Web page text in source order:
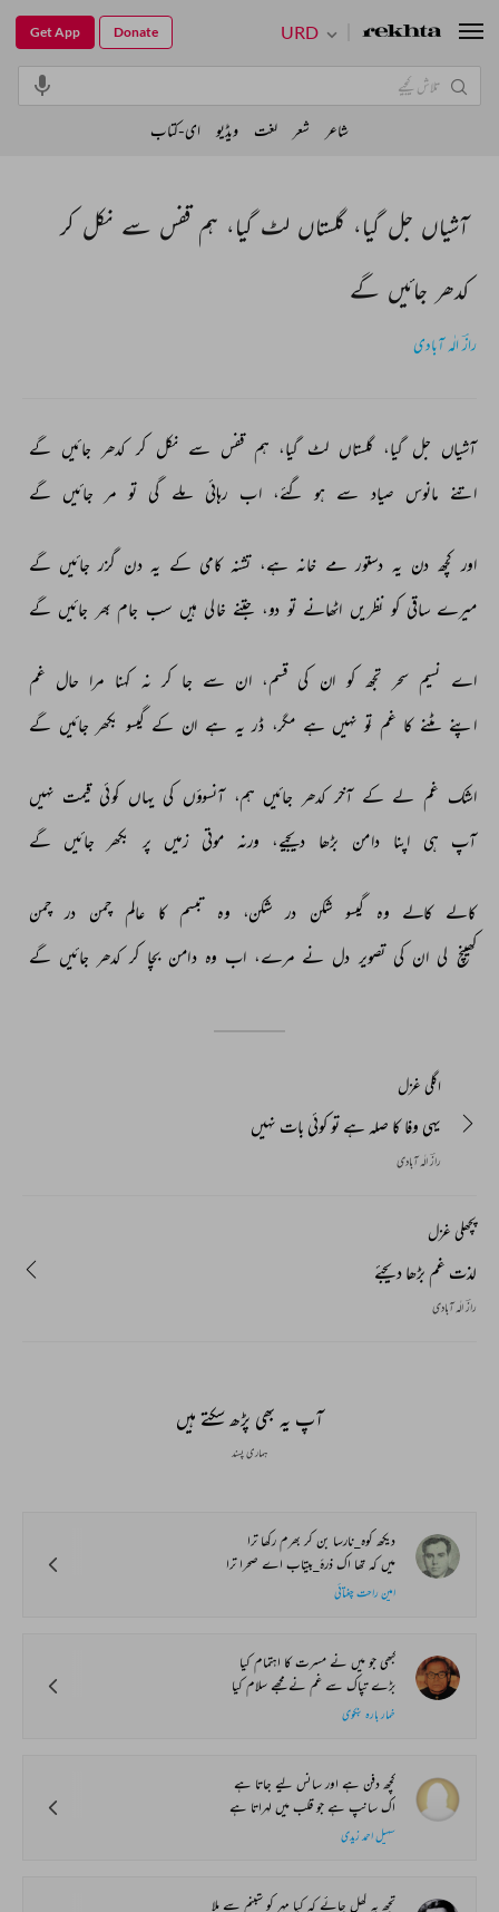
آشیاں جل گیا، گلستاں لٹ گیا، ہم قفس سے نکل کر
کدھر جائیں گے
رازؔ الٰہ آبادی
آشیاں جل گیا، گلستاں لٹ گیا، ہم قفس سے نکل کر کدھر جائیں گے
اتنے مانوس صیاد سے ہو گئے، اب رہائی ملے گی تو مر جائیں گے
اور کچھ دن یہ دستور مے خانہ ہے، تشنہ کامی کے یہ دن گزر جائیں گے
میرے ساقی کو نظریں اٹھانے تو دو، جتنے خالی ہیں سب جام بھر جائیں گے
اے نسیم سحر تجھ کو ان کی قسم، ان سے جا کر نہ کہنا مرا حال غم
اپنے مٹنے کا غم تو نہیں ہے مگر، ڈر یہ ہے ان کے گیسو بکھر جائیں گے
اشک غم لے کے آخر کدھر جائیں ہم، آنسوؤں کی یہاں کوئی قیمت نہیں
آپ ہی اپنا دامن بڑھا دیجیے، ورنہ موتی زمیں پر بکھر جائیں گے
کالے کالے وہ گیسو شکن در شکن، وہ تبسم کا عالم چمن در چمن
کھینچ لی ان کی تصویر دل نے مرے، اب وہ دامن بچا کر کدھر جائیں گے
اگلی غزل
یہی وفا کا صلہ ہے تو کوئی بات نہیں
رازؔ الٰہ آبادی
پچھلی غزل
لذت غم بڑھا دیجئے
رازؔ الٰہ آبادی
آپ یہ بھی پڑھ سکتے ہیں
ہماری پسند
دیکھ کوہ_نارسا بن کر بھرم رکھا ترا
میں کہ تھا اک ذرۂ_بیتاب اے صحرا ترا
امین راحت چغتائی
کبھی جو میں نے مسرت کا اہتمام کیا
بڑے تپاک سے غم نے مجھے سلام کیا
خمار بارہ بنکوی
کچھ دفن ہے اور سانس لیے جاتا ہے
اک سانپ ہے جو قلب میں لہراتا ہے
سہیل احمد زیدی
تجھ پہ کھل جائے کہ کیا مہر کو شبنم سے ملا
URD
Get App Donate
شاعر شعر لغت ویڈیو ای-کتاب